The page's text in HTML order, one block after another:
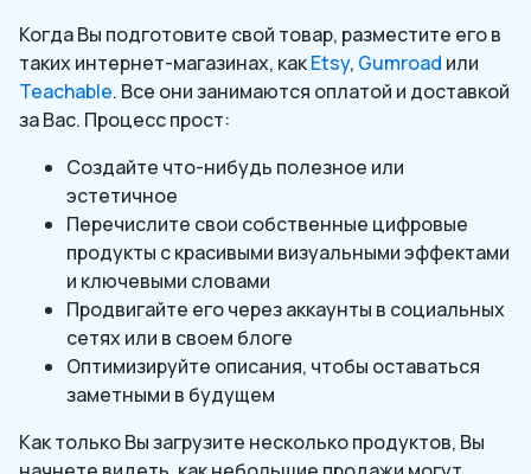
Когда Вы подготовите свой товар, разместите его в
таких интернет-магазинах, какEtsy, Gumroad или
Teachable. Все они занимаются оплатой и доставкой
за Вас. Процесс прост:
Создайте что-нибудь полезное или
эстетичное
Перечислите свои собственные цифровые
продукты с красивыми визуальными эффектами
и ключевыми словами
Продвигайте его через аккаунты в социальных
сетях или в своем блоге
Оптимизируйте описания, чтобы оставаться
заметными в будущем
Как только Вы загрузите несколько продуктов, Вы